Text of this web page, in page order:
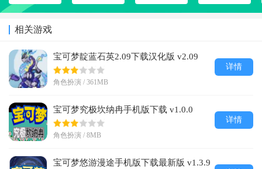
相关游戏
宝可梦靛蓝石英2.09下载汉化版 v2.09
角色扮演 / 361MB
详情
宝可梦究极坎纳冉手机版下载 v1.0.0
角色扮演 / 8MB
详情
宝可梦悠游漫途手机版下载最新版 v1.3.9